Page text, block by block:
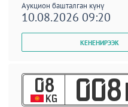
Аукцион башталган күнү
10.08.2026 09:20
08
KG 008